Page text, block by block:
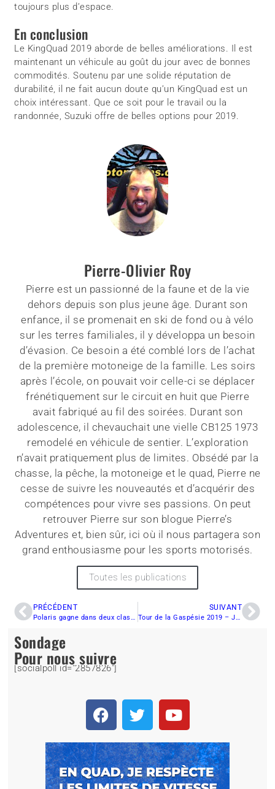
toujours plus d’espace.
En conclusion
Le KingQuad 2019 aborde de belles améliorations. Il est
maintenant un véhicule au goût du jour avec de bonnes
commodités. Soutenu par une solide réputation de
durabilité, il ne fait aucun doute qu’un KingQuad est un
choix intéressant. Que ce soit pour le travail ou la
randonnée, Suzuki offre de belles options pour 2019.
Pierre-Olivier Roy
Pierre est un passionné de la faune et de la vie
dehors depuis son plus jeune âge. Durant son
enfance, il se promenait en ski de fond ou à vélo
sur les terres familiales, il y développa un besoin
d’évasion. Ce besoin a été comblé lors de l’achat
de la première motoneige de la famille. Les soirs
après l’école, on pouvait voir celle-ci se déplacer
frénétiquement sur le circuit en huit que Pierre
avait fabriqué au fil des soirées. Durant son
adolescence, il chevauchait une vielle CB125 1973
remodelé en véhicule de sentier. L’exploration
n’avait pratiquement plus de limites. Obsédé par la
chasse, la pêche, la motoneige et le quad, Pierre ne
cesse de suivre les nouveautés et d’acquérir des
compétences pour vivre ses passions. On peut
retrouver Pierre sur son blogue Pierre’s
Adventures et, bien sûr, ici où il nous partagera son
grand enthousiasme pour les sports motorisés.
Toutes les publications
PRÉCÉDENT
Polaris gagne dans deux classes au Baja 500 2019
SUIVANT
Tour de la Gaspésie 2019 – Jour 6 : Cette fois la neige aura eu le dernier mot
Sondage
[socialpoll id="2857826"]
Pour nous suivre